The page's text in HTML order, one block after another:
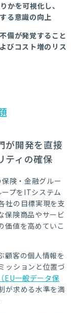
かを可視化し、
る意識の向上
備が発覚すること
びコスト増のリス
が開発を直接
ティの確保
険・金融グルー
プをITシステム
社の目標実現を支
保険商品やサービ
価値を高めていこ
顧客の個人情報を
ッションと位置づ
EU一般データ保
が求める水準を満